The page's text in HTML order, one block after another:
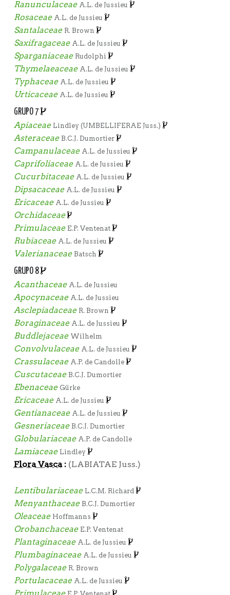
Ranunculaceae A.L. de Jussieu
Rosaceae A.L. de Jussieu
Santalaceae R. Brown
Saxifragaceae A.L. de Jussieu
Sparganiaceae Rudolphi
Thymelaeaceae A.L. de Jussieu
Typhaceae A.L. de Jussieu
Urticaceae A.L. de Jussieu
GRUPO 7
Apiaceae Lindley (UMBELLIFERAE Juss.)
Asteraceae B.C.J. Dumortier
Campanulaceae A.L. de Jussieu
Caprifoliaceae A.L. de Jussieu
Cucurbitaceae A.L. de Jussieu
Dipsacaceae A.L. de Jussieu
Ericaceae A.L. de Jussieu
Orchidaceae
Primulaceae E.P. Ventenat
Rubiaceae A.L. de Jussieu
Valerianaceae Batsch
GRUPO 8
Acanthaceae A.L. de Jussieu
Apocynaceae A.L. de Jussieu
Asclepiadaceae R. Brown
Boraginaceae A.L. de Jussieu
Buddlejaceae Wilhelm
Convolvulaceae A.L. de Jussieu
Crassulaceae A.P. de Candolle
Cuscutaceae B.C.J. Dumortier
Ebenaceae Gürke
Ericaceae A.L. de Jussieu
Gentianaceae A.L. de Jussieu
Gesneriaceae B.C.J. Dumortier
Globulariaceae A.P. de Candolle
Lamiaceae Lindley
Flora Vasca:(LABIATAE Juss.)
Lentibulariaceae L.C.M. Richard
Menyanthaceae B.C.J. Dumortier
Oleaceae Hoffmanns
Orobanchaceae E.P. Ventenat
Plantaginaceae A.L. de Jussieu
Plumbaginaceae A.L. de Jussieu
Polygalaceae R. Brown
Portulacaceae A.L. de Jussieu